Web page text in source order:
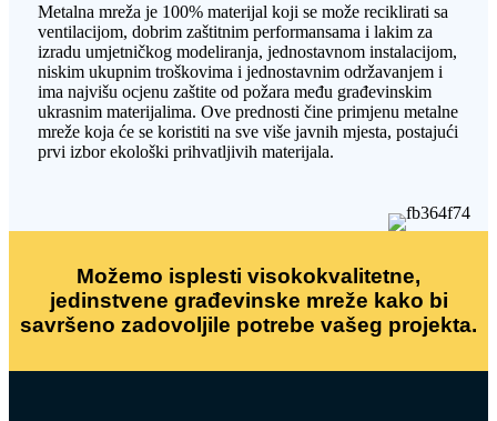
Metalna mreža je 100% materijal koji se može reciklirati sa
ventilacijom, dobrim zaštitnim performansama i lakim za
izradu umjetničkog modeliranja, jednostavnom instalacijom,
niskim ukupnim troškovima i jednostavnim održavanjem i
ima najvišu ocjenu zaštite od požara među građevinskim
ukrasnim materijalima. Ove prednosti čine primjenu metalne
mreže koja će se koristiti na sve više javnih mjesta, postajući
prvi izbor ekološki prihvatljivih materijala.
Možemo isplesti visokokvalitetne,
jedinstvene građevinske mreže kako bi
savršeno zadovoljile potrebe vašeg projekta.